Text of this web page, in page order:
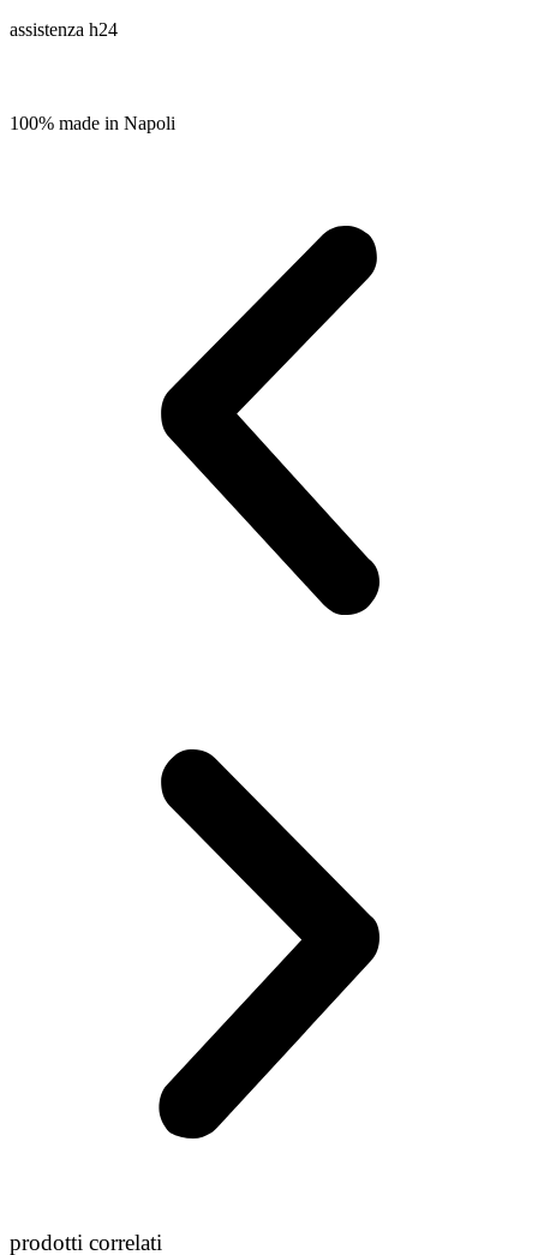
assistenza h24
100% made in Napoli
prodotti correlati